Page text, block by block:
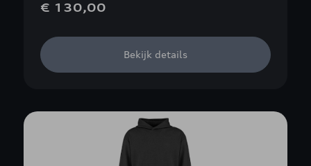
€ 130,00
Bekijk details